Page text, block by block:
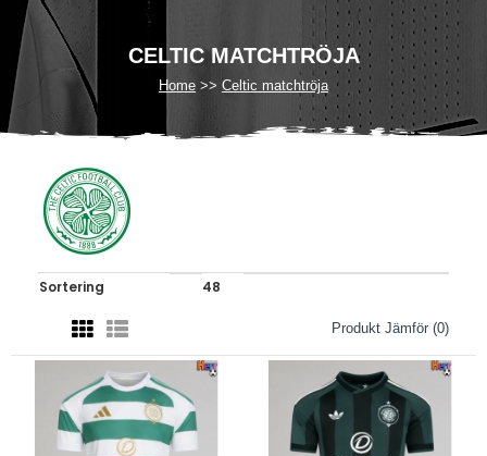
CELTIC MATCHTRÖJA
Home Celtic matchtröja
Produkt Jämför (0)